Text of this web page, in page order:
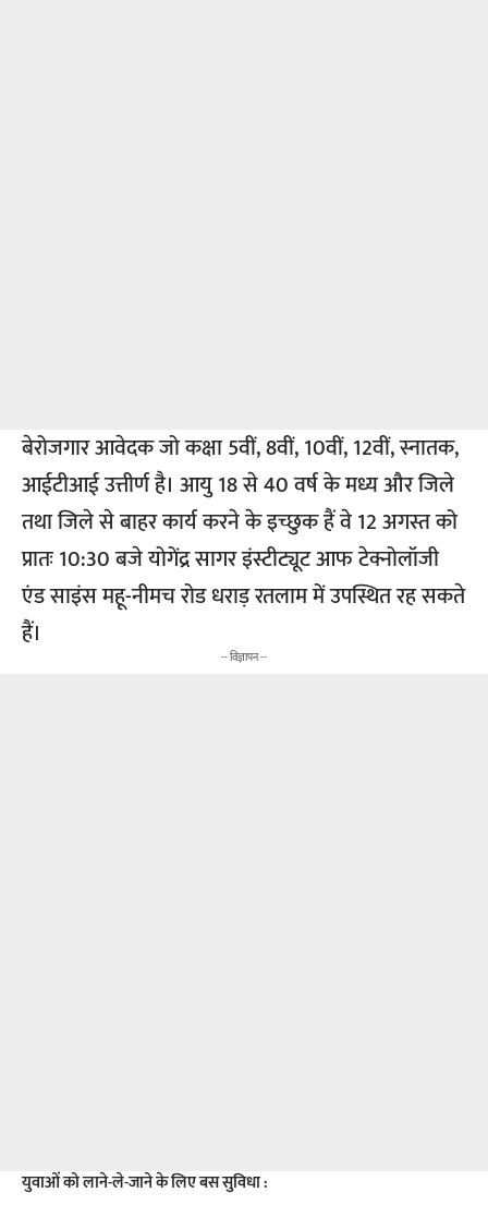
बेरोजगार आवेदक जो कक्षा 5वीं, 8वीं, 10वीं, 12वीं, स्नातक,
आईटीआई उत्तीर्ण है। आयु 18 से 40 वर्ष के मध्य और जिले
तथा जिले से बाहर कार्य करने के इच्छुक हैं वे 12 अगस्त को
प्रातः 10:30 बजे योगेंद्र सागर इंस्टीट्यूट आफ टेक्नोलॉजी
एंड साइंस महू-नीमच रोड धराड़ रतलाम में उपस्थित रह सकते
हैं।
-- विज्ञापन --
युवाओं को लाने-ले-जाने के लिए बस सुविधा :